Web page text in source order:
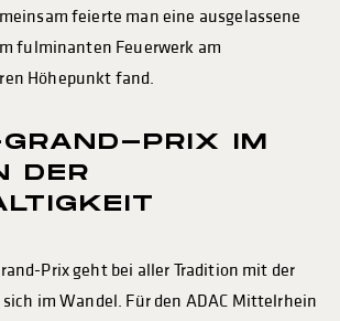
feierte man eine ausgelassene
fulminanten Feuerwerk am
Höhepunkt fand.
PRIX IM
DER
Prix geht bei aller Tradition mit der
im Wandel. Für den ADAC Mittelrhein